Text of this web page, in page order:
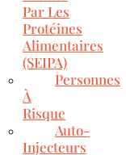
Par Les
Protéines
Alimentaires
(SEIPA)
Personnes
À
Risque
Auto-
Injecteurs